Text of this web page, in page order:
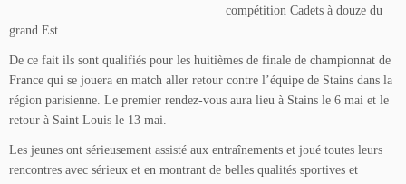
compétition Cadets à douze du
grand Est.
De ce fait ils sont qualifiés pour les huitièmes de finale de championnat de
France qui se jouera en match aller retour contre l’équipe de Stains dans la
région parisienne. Le premier rendez-vous aura lieu à Stains le 6 mai et le
retour à Saint Louis le 13 mai.
Les jeunes ont sérieusement assisté aux entraînements et joué toutes leurs
rencontres avec sérieux et en montrant de belles qualités sportives et